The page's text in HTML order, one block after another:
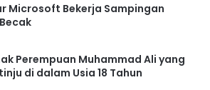
Microsoft Bekerja Sampingan
Perempuan Muhammad Ali yang
di dalam Usia 18 Tahun